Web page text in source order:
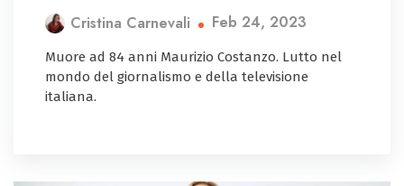
Cristina Carnevali Feb 24, 2023
Muore ad 84 anni Maurizio Costanzo. Lutto nel
mondo del giornalismo e della televisione
italiana.